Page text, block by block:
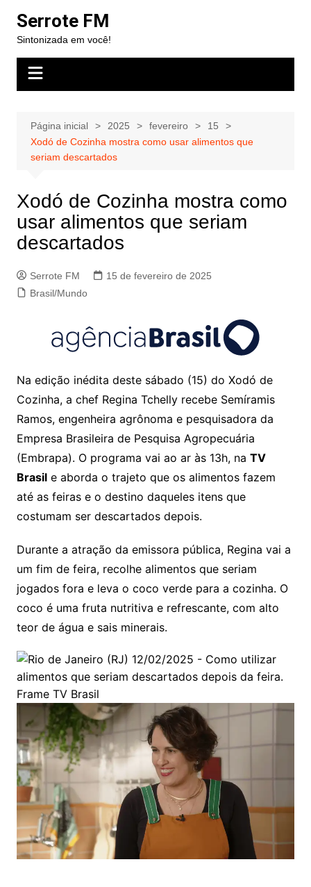
para
conteúdo
Serrote FM
Sintonizada em você!
Página inicial 2025 fevereiro
15
Xodó de Cozinha mostra como usar alimentos que
seriam descartados
Xodó de Cozinha mostra como
usar alimentos que seriam
descartados
Serrote FM
15 de fevereiro de 2025
Brasil/Mundo
Na edição inédita deste sábado (15) do Xodó de
Cozinha, a chef Regina Tchelly recebe Semíramis
Ramos, engenheira agrônoma e pesquisadora da
Empresa Brasileira de Pesquisa Agropecuária
(Embrapa). O programa vai ao ar às 13h, na TV
Brasile aborda o trajeto que os alimentos fazem
até as feiras e o destino daqueles itens que
costumam ser descartados depois.
Durante a atração da emissora pública, Regina vai a
um fim de feira, recolhe alimentos que seriam
jogados fora e leva o coco verde para a cozinha. O
coco é uma fruta nutritiva e refrescante, com alto
teor de água e sais minerais.